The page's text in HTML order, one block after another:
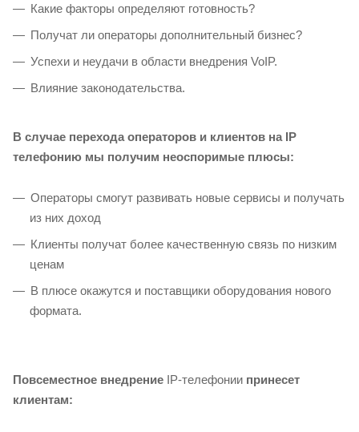
Какие факторы определяют готовность?
Получат ли операторы дополнительный бизнес?
Успехи и неудачи в области внедрения VoIP.
Влияние законодательства.
В случае перехода операторов и клиентов на IP
телефонию мы получим неоспоримые плюсы:
Операторы смогут развивать новые сервисы и получать
из них доход
Клиенты получат более качественную связь по низким
ценам
В плюсе окажутся и поставщики оборудования нового
формата.
Повсеместное внедрение IP-телефонии принесет
клиентам: